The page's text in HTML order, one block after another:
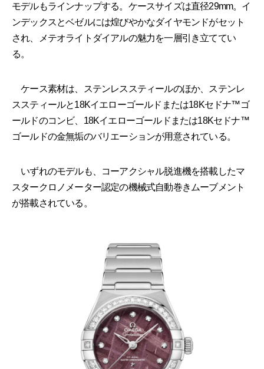
モデルもラインナップする。ケースサイズは直径29mm。イ
ンデックスとベゼルには煌びやかなダイヤモンドがセット
され、メテオライトダイアルの魅力を一層引き立ててい
る。
ケース素材は、ステンレススティールのほか、ステンレ
ススティールと18Kイエローゴールドまたは18Kセドナ™ゴ
ールドのコンビ、18Kイエローゴールドまたは18Kセドナ™
ゴールドの金無垢のバリエーションが用意されている。
いずれのモデルも、コーアクシャル脱進機を搭載したマ
スタークロノメーター認定の機械式自動巻きムーブメント
が搭載されている。